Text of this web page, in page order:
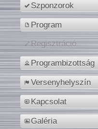
Szponzorok
Program
Regisztráció
Programbizottság
Versenyhelyszín
Kapcsolat
Galéria